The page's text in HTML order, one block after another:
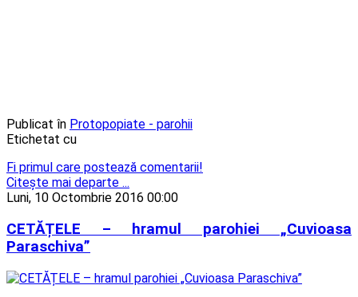
Publicat în Protopopiate - parohii
Etichetat cu
Fi primul care postează comentarii!
Citeşte mai departe ...
Luni, 10 Octombrie 2016 00:00
CETĂȚELE – hramul parohiei „Cuvioasa
Paraschiva”